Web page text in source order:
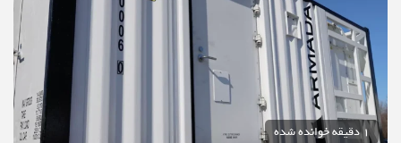
1 دقیقه خوانده شده